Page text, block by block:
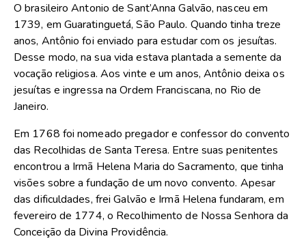
O brasileiro Antonio de Sant’Anna Galvão, nasceu em
1739, em Guaratinguetá, São Paulo. Quando tinha treze
anos, Antônio foi enviado para estudar com os jesuítas.
Desse modo, na sua vida estava plantada a semente da
vocação religiosa. Aos vinte e um anos, Antônio deixa os
jesuítas e ingressa na Ordem Franciscana, no Rio de
Janeiro.
Em 1768 foi nomeado pregador e confessor do convento
das Recolhidas de Santa Teresa. Entre suas penitentes
encontrou a Irmã Helena Maria do Sacramento, que tinha
visões sobre a fundação de um novo convento. Apesar
das dificuldades, frei Galvão e Irmã Helena fundaram, em
fevereiro de 1774, o Recolhimento de Nossa Senhora da
Conceição da Divina Providência.